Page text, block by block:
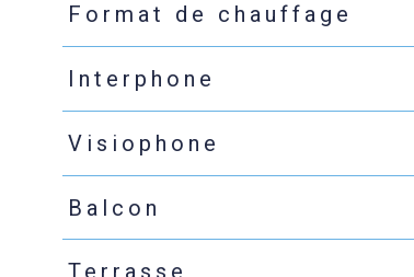
Format de chauffage
Interphone
Visiophone
Balcon